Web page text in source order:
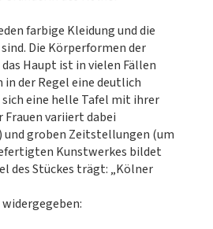
farbige Kleidung und die
Die Körperformen der
Haupt ist in vielen Fällen
der Regel eine deutlich
eine helle Tafel mit ihrer
variiert dabei
und groben Zeitstellungen (um
Kunstwerkes bildet
des Stückes trägt: „Kölner